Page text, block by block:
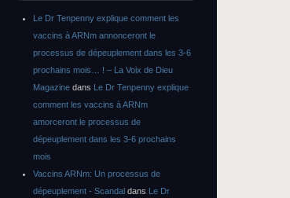
Le Dr Tenpenny explique comment les
vaccins à ARNm annonceront le
processus de dépeuplement dans les 3-6
prochains mois… ! – La Voix de Dieu
Magazine dans Le Dr Tenpenny explique
comment les vaccins à ARNm
amorceront le processus de
dépeuplement dans les 3-6 prochains
mois
Vaccins ARNm: Un processus de
dépeuplement - Scandal dans Le Dr